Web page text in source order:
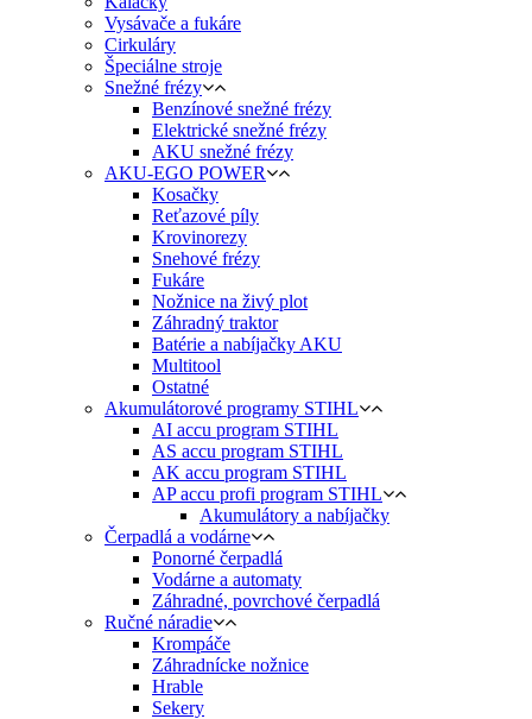
Vysávače a fukáre
Cirkuláry
Špeciálne stroje
Snežné frézy
Benzínové snežné frézy
Elektrické snežné frézy
AKU snežné frézy
AKU-EGO POWER
Kosačky
Reťazové píly
Krovinorezy
Snehové frézy
Fukáre
Nožnice na živý plot
Záhradný traktor
Batérie a nabíjačky AKU
Multitool
Ostatné
Akumulátorové programy STIHL
AI accu program STIHL
AS accu program STIHL
AK accu program STIHL
AP accu profi program STIHL
Akumulátory a nabíjačky
Čerpadlá a vodárne
Ponorné čerpadlá
Vodárne a automaty
Záhradné, povrchové čerpadlá
Ručné náradie
Krompáče
Záhradnícke nožnice
Hrable
Sekery